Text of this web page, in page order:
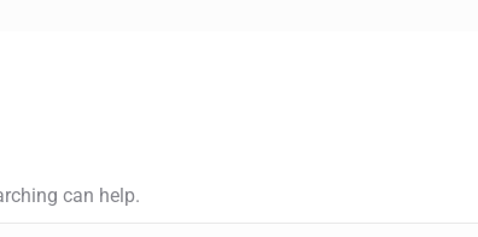
can help.